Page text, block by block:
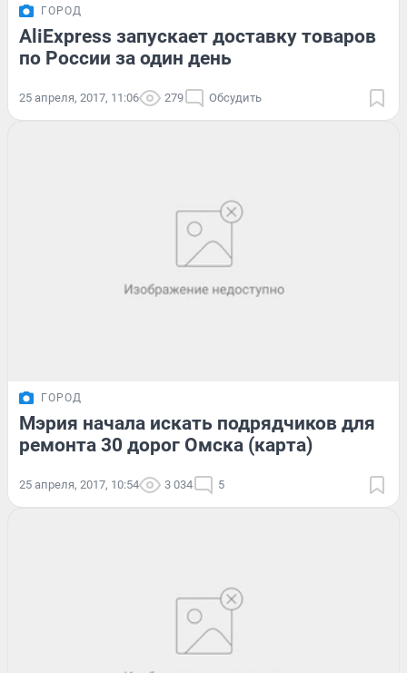
ГОРОД
AliExpress запускает доставку товаров
по России за один день
25 апреля, 2017, 11:06 279 Обсудить
ГОРОД
Мэрия начала искать подрядчиков для
ремонта 30 дорог Омска (карта)
25 апреля, 2017, 10:54 3 034 5